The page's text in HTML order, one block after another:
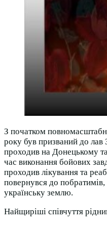
З початком
року був призваний до
проходив на Донецькому
час виконання бойових
проходив лікування та
повернувся до
українську землю.
Найщиріші співчуття